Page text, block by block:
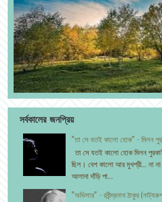
সর্বকালের জনপ্রিয়
"তা সে যতই কালো হোক" - মিলন
তা সে যতই কালো হোক মিলন
ছিল। বেশ কালো আর মুখশ্রী... না না
আলাদা দাঁড়ি পা...
"অভিসার" - রবীন্দ্রনাথ ঠাকুর